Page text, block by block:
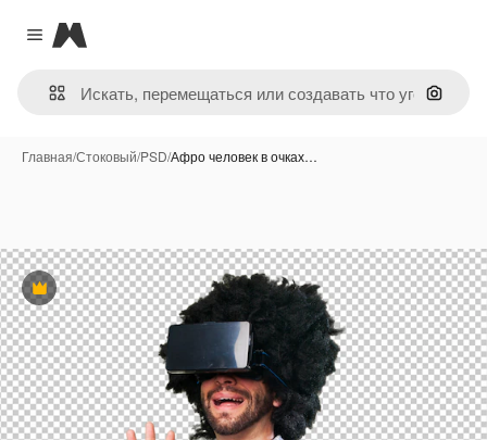
Close menu
Magnific
Поиск
Главная/Стоковый/PSD/Афро человек в очках…
Премиум